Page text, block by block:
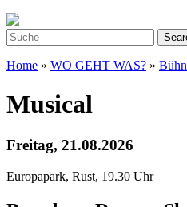
Home » WO GEHT WAS? »
Musical
Freitag, 21.08.2026
Europapark, Rust, 19.30 Uhr